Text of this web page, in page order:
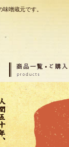
噌蔵元です。